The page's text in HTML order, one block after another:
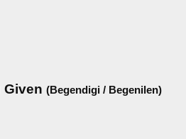
Given (Begendigi / Begenilen)